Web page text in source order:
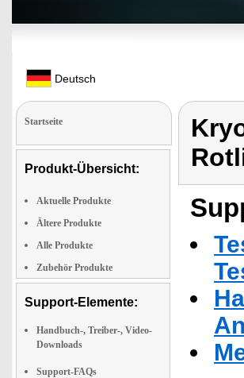
Deutsch
Startseite
Produkt-Übersicht:
Aktuelle Produkte
Ältere Produkte
Alle Produkte
Zubehör Produkte
Support-Elemente:
Handbuch-, Treiber-, Video-
Downloads
Support-FAQs